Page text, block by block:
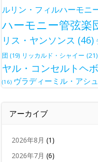
ルリン・フィルハーモニ
ハーモニー管弦楽
リス・ヤンソンス (46)
団 (19) リッカルド・シャイー (21)
ヤル・コンセルトヘ
(16) ヴラディーミル・アシ
アーカイブ
2026年8月 (1)
2026年7月 (6)